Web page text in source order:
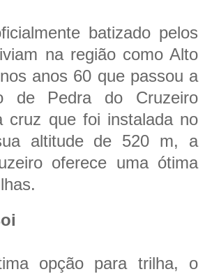
batizado pelos
na região como Alto
anos 60 que passou a
de Pedra do Cruzeiro
cruz que foi instalada no
altitude de 520 m, a
oferece uma ótima
opção para trilha, o